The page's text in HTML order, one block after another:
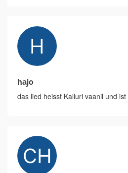
hajo
das lied heisst Kalluri vaanil und